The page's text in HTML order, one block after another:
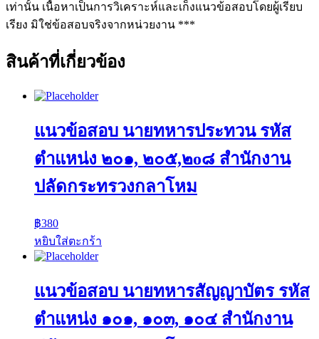
เท่านั้น เนื้อหาเป็นการวิเคราะห์และเก็งแนวข้อสอบโดยผู้เรียบ
เรียง มิใช่ข้อสอบจริงจากหน่วยงาน ***
สินค้าที่เกี่ยวข้อง
แนวข้อสอบ นายทหารประทวน รหัส
ตำแหน่ง ๒๐๑, ๒๐๕,๒o๘ สำนักงาน
ปลัดกระทรวงกลาโหม
฿380
หยิบใส่ตะกร้า
แนวข้อสอบ นายทหารสัญญาบัตร รหัส
ตำแหน่ง ๑๐๑, ๑๐๓, ๑๐๔ สำนักงาน